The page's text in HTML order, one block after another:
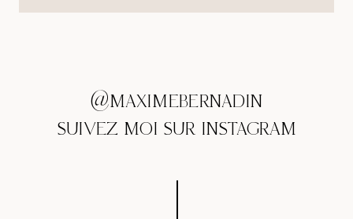
@MAXIMEBERNADIN
SUIVEZ MOI SUR INSTAGRAM